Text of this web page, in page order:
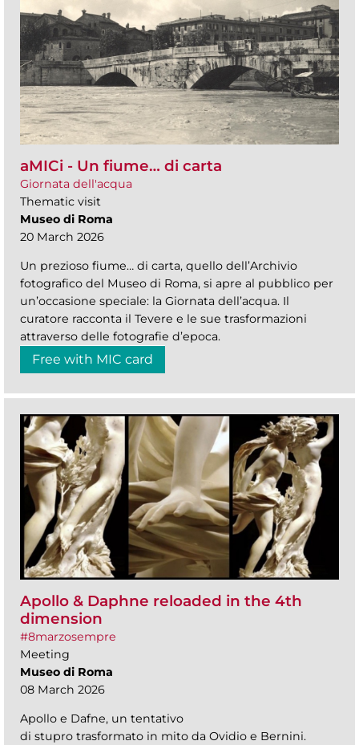
aMICi - Un fiume… di carta
Giornata dell'acqua
Thematic visit
Museo di Roma
20 March 2026
Un prezioso fiume… di carta, quello dell’Archivio
fotografico del Museo di Roma, si apre al pubblico per
un’occasione speciale: la Giornata dell’acqua. Il
curatore racconta il Tevere e le sue trasformazioni
attraverso delle fotografie d’epoca.
Free with MIC card
Apollo & Daphne reloaded in the 4th
dimension
#8marzosempre
Meeting
Museo di Roma
08 March 2026
Apollo e Dafne, un tentativo
di stupro trasformato in mito da Ovidio e Bernini.